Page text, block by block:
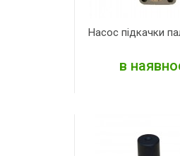
Насос підкачки
в